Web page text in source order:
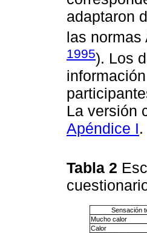
adaptaron
las normas
1995). Los
La versión
Apéndice I.
Tabla 2
Sensación
Mucho calor
Calor